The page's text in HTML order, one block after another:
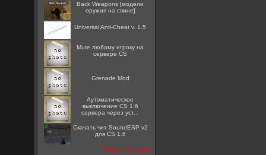
Back Weapons [модели
оружия на спине]
Universal Anti-Cheat v. 1.5
Mute любому игроку на
сервере CS
Grenade Mod
Аутоматическое
выключение CS 1.6
сервера через уст...
Скачать чит SoundESP v2
для CS 1.6
посмотреть все